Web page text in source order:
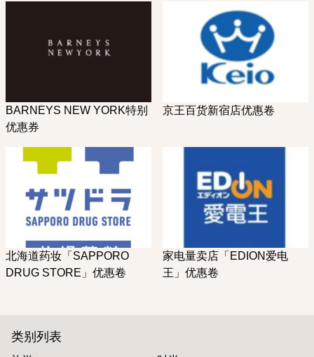
BARNEYS NEW YORK特别
优惠券
京王百货新宿店优惠卷
北海道药妆「SAPPORO
DRUG STORE」优惠卷
家电量卖店「EDION爱电
王」优惠卷
类别列表